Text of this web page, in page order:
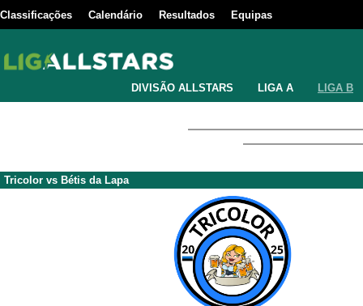
Classificações Calendário Resultados Equipas
DIVISÃO ALLSTARS LIGA A LIGA B
Tricolor vs Bétis da Lapa